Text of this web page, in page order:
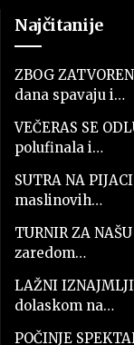
Najčitanije
ZBOG
dana spavaju i…
VEČERAS SE
polufinala i…
SUTRA NA
maslinovih…
TURNIR ZA
zaredom…
LAŽNI
dolaskom na…
POČINJE